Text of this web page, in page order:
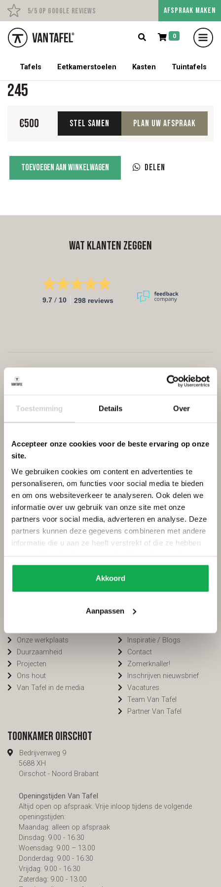
Toestemming Details Over
Accepteer onze cookies voor de beste ervaring op onze
site.
We gebruiken cookies om content en advertenties te
personaliseren, om functies voor social media te bieden
en om ons websiteverkeer te analyseren. Ook delen we
informatie over uw gebruik van onze site met onze
partners voor social media, adverteren en analyse. Deze
partners kunnen deze gegevens combineren met andere
informatie die u aan ze heeft verstrekt of die ze hebben
Akkoord
Aanpassen
5/5 op Google Reviews Persoonlijk advies op
AFSPRAAK MAKEN
0
5% korting op een tafel met stoelen!
Tafels Eetkamerstoelen Kasten Tuintafels
245
€500 Stel samen Plan uw afspraak
aantalToevoegen aan winkelwagen Delen
Wat klanten zeggen
9.7 / 10 298 reviews
Categorieën
Ovale tafels
Deens ovale tafels
Fins ovale tafels
Plat ovale tafels
Organische tafels
Rechthoekige tafels
Boomstamtafels
Onderhoud
Onderhoud tuinmeubels
Bestellen
Betalen
Bezorging
Voorwaarden
Privacy
Onze werkplaats
Duurzaamheid
Projecten
Ons hout
Van Tafel in de media
Winkelen bij
Inspiratie / Blogs
Contact
Zomerknaller!
Inschrijven nieuwsbrief
Vacatures
Team Van Tafel
Partner Van Tafel
Toonkamer Oirschot
Bedrijvenweg 9
5688 XH
Oirschot - Noord Brabant
Openingstijden Van Tafel
Altijd open op afspraak. Vrije inloop tijdens de volgende
openingstijden:
Maandag: alleen op afspraak
Dinsdag: 9.00 - 16.30
Woensdag: 9.00 – 13.00
Donderdag: 9.00 - 16.30
Vrijdag: 9.00 - 16.30
Zaterdag: 9.00 - 13.00